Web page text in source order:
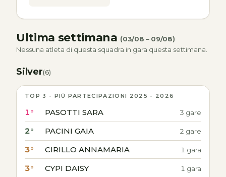
Ultima settimana (03/08 – 09/08)
Nessuna atleta di questa squadra in gara questa settimana.
Silver(6)
TOP 3 - PIÙ PARTECIPAZIONI 2025 - 2026
1° PASOTTI SARA 3 gare
2° PACINI GAIA 2 gare
3° CIRILLO ANNAMARIA 1 gara
3° CYPI DAISY 1 gara